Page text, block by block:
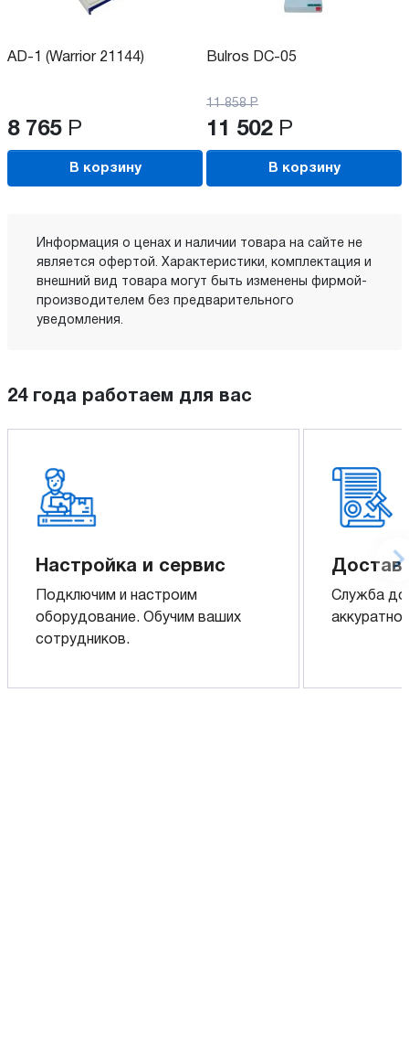
AD-1 (Warrior 21144)
8 765 Р
В корзину
Bulros DC-05
11 858 Р
11 502 Р
В корзину
Информация о ценах и наличии товара на сайте не
является офертой. Характеристики, комплектация и
внешний вид товара могут быть изменены фирмой-
производителем без предварительного
уведомления.
24 года работаем для вас
Настройка и сервис
Подключим и настроим
оборудование. Обучим ваших
сотрудников.
Служба
аккуратно